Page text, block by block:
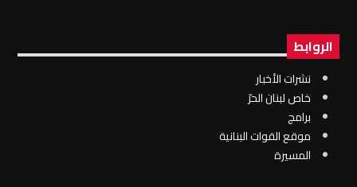
الروابط
نشرات الأخبار
خاص لبنان الحرّ
برامج
موقع القوات البنانية
المسيرة